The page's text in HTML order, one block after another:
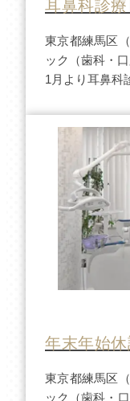
耳鼻科診
東京都練馬区
ック（歯科・
1月より耳鼻科
年末年始
東京都練馬区
ック（歯科・